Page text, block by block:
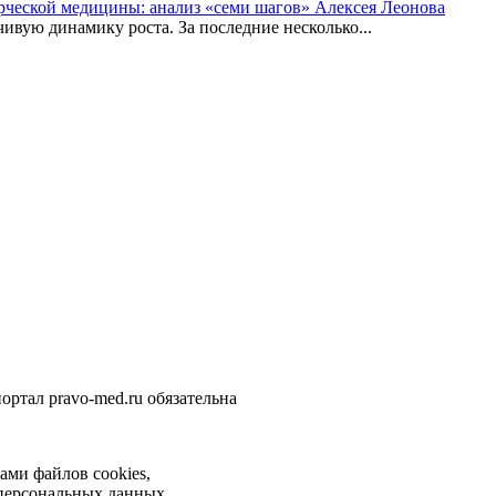
медицины: анализ «семи шагов» Алексея Леонова
динамику роста. За последние несколько...
pravo-med.ru обязательна
файлов cookies,